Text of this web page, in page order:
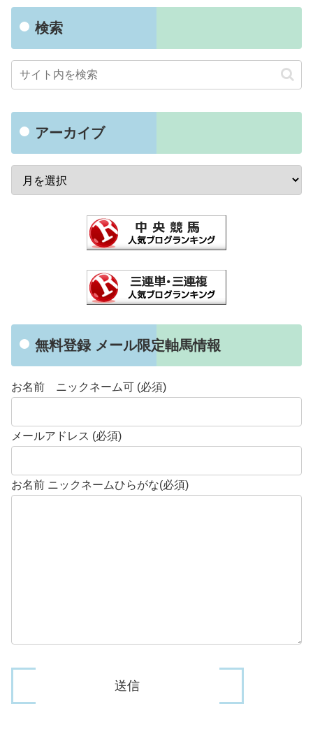
検索
アーカイブ
無料登録 メール限定軸馬情報
お名前 ニックネーム可 (必須)
メールアドレス (必須)
お名前 ニックネームひらがな(必須)